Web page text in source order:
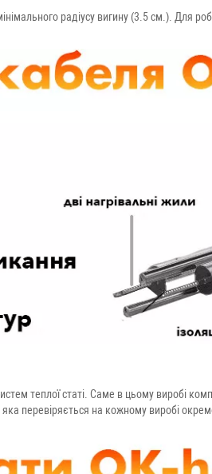
радіусу вигину (3.5 см.). Для
теплої статі. Саме в цьому виробі
яка перевіряється на кожному виробі